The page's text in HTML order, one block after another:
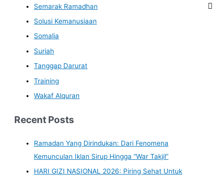
Semarak Ramadhan
Solusi Kemanusiaan
Somalia
Suriah
Tanggap Darurat
Training
Wakaf Alquran
Recent Posts
Ramadan Yang Dirindukan: Dari Fenomena
Kemunculan Iklan Sirup Hingga “War Takjil”
HARI GIZI NASIONAL 2026: Piring Sehat Untuk